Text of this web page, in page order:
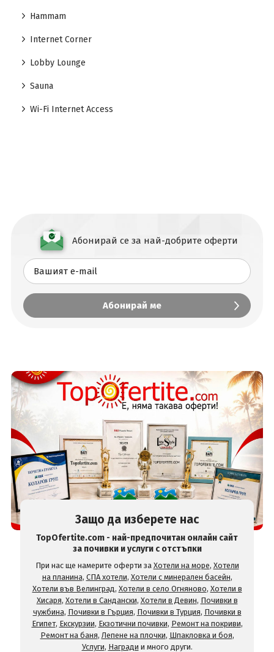
Hammam
Internet Corner
Lobby Lounge
Sauna
Wi-Fi Internet Access
Абонирай се за най-добрите оферти
Защо да изберете нас
TopOfertite.com - най-предпочитан онлайн сайт
за почивки и услуги с отстъпки
При нас ще намерите оферти за Хотели на море, Хотели
на планина, СПА хотели, Хотели с минерален басейн,
Хотели във Велинград, Хотели в село Огняново, Хотели в
Хисаря, Хотели в Сандански, Хотели в Девин, Почивки в
чужбина, Почивки в Гърция, Почивки в Турция, Почивки в
Египет, Екскурзии, Екзотични почивки, Ремонт на покриви,
Ремонт на баня, Лепене на плочки, Шпакловка и боя,
Услуги, Награди и много други.